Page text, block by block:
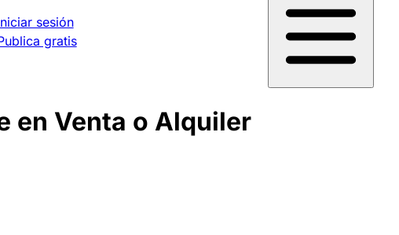
sesión
gratis
en Venta o Alquiler